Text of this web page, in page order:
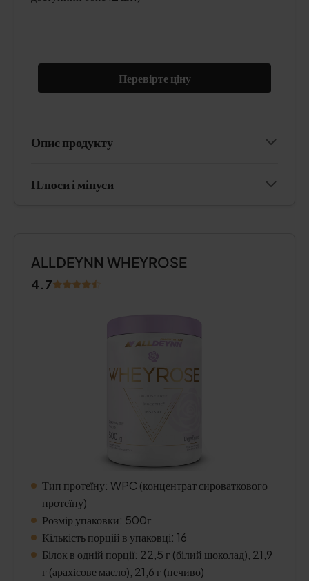
Перевірте ціну
Опис продукту
Плюси і мінуси
ALLDEYNN WHEYROSE
4.7
Тип протеїну: WPC (концентрат сироваткового
протеїну)
Розмір упаковки: 500г
Кількість порцій в упаковці: 16
Білок в одній порції: 22,5 г (білий шоколад), 21,9
г (арахісове масло), 21,6 г (печиво)